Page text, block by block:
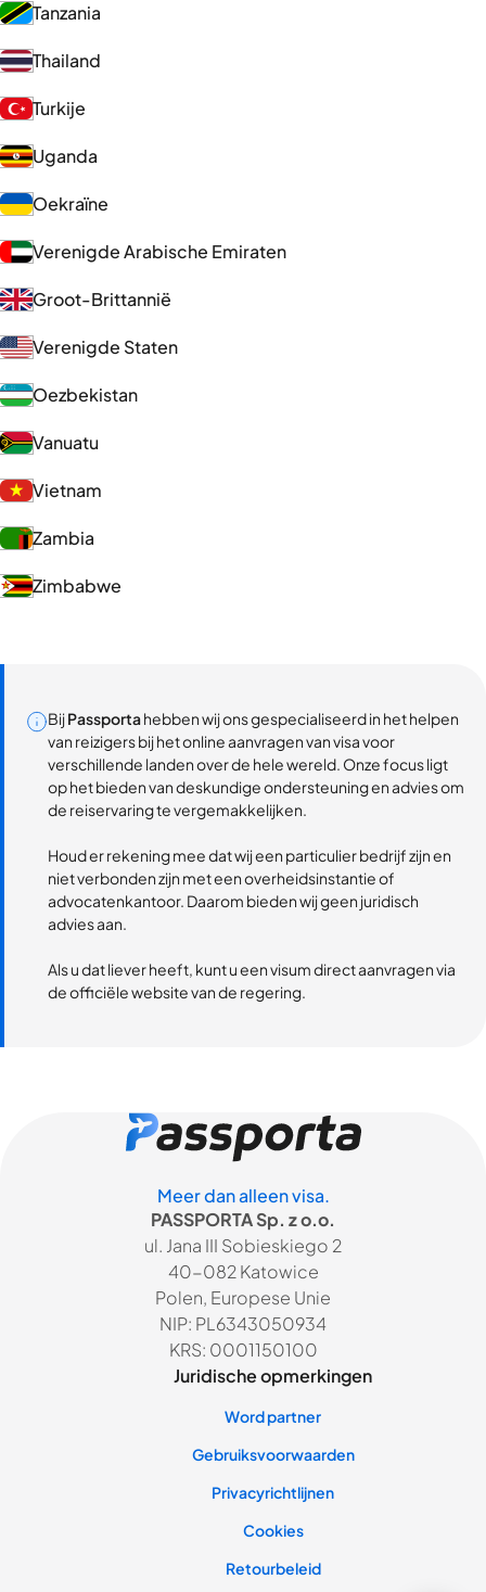
Tanzania
Thailand
Turkije
Uganda
Oekraïne
Verenigde Arabische Emiraten
Groot-Brittannië
Verenigde Staten
Oezbekistan
Vanuatu
Vietnam
Zambia
Zimbabwe
BijPassportahebben wij ons gespecialiseerd in het helpen
van reizigers bij het online aanvragen van visa voor
verschillende landen over de hele wereld. Onze focus ligt
op het bieden van deskundige ondersteuning en advies om
de reiservaring te vergemakkelijken.
Houd er rekening mee dat wij een particulier bedrijf zijn en
niet verbonden zijn met een overheidsinstantie of
advocatenkantoor. Daarom bieden wij geen juridisch
advies aan.
Als u dat liever heeft, kunt u een visum direct aanvragen via
de officiële website van de regering.
Meer dan alleen visa.
PASSPORTA Sp. z o.o.
ul. Jana III Sobieskiego 2
40-082 Katowice
Polen, Europese Unie
NIP: PL6343050934
KRS: 0001150100
Juridische opmerkingen
Word partner
Gebruiksvoorwaarden
Privacyrichtlijnen
Cookies
Retourbeleid